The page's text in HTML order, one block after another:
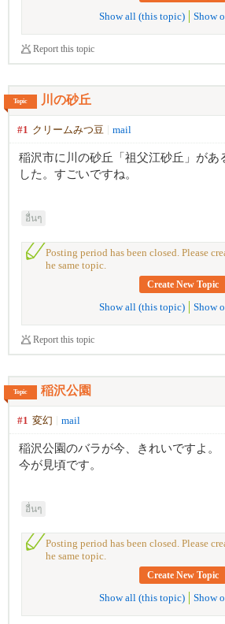
Show all (this topic) Show
Report this topic
Topic 川の砂丘
#1 クリームみつ豆 mail
稲沢市に川の砂丘「祖父江砂丘」があ
した。すごいですね。
อื่นๆ
Posting period has been closed. Please
he same topic.
Create New Topic
Show all (this topic) Show
Report this topic
Topic 稲沢公園
#1 変幻 mail
稲沢公園のバラが今、きれいですよ。
今が見頃です。
อื่นๆ
Posting period has been closed. Please
he same topic.
Create New Topic
Show all (this topic) Show